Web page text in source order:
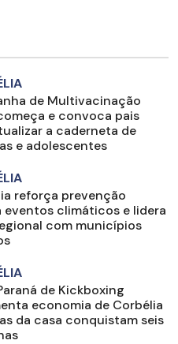
de Multivacinação
e convoca pais
a caderneta de
e adolescentes
reforça prevenção
eventos climáticos e lidera
com municípios
de Kickboxing
economia de Corbélia
da casa conquistam seis